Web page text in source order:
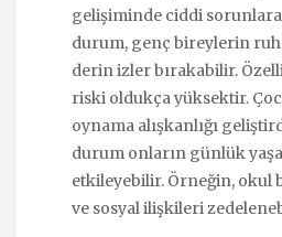
gelişiminde ciddi
durum, genç bireylerin ruh
derin izler bırakabilir.
riski oldukça yüksektir.
oynama alışkanlığı
durum onların günlük
etkileyebilir. Örneğin, okul
ve sosyal ilişkileri